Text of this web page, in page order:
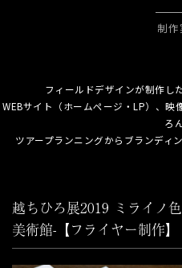
制作
フィールドデザインが制作し
WEBサイト（ホームページ・LP）、
ろ
ツアープランニングからブランディ
越ちひろ展2019 ミライノ
美術館-【フライヤー制作】